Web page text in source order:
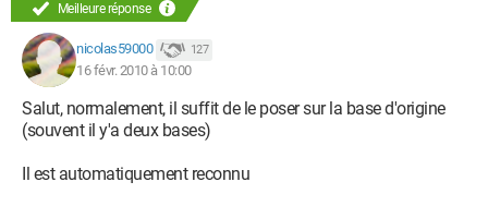
Meilleure réponse
nicolas59000 127
16 févr. 2010 à 10:00
Salut, normalement, il suffit de le poser sur la base d'origine
(souvent il y'a deux bases)
Il est automatiquement reconnu